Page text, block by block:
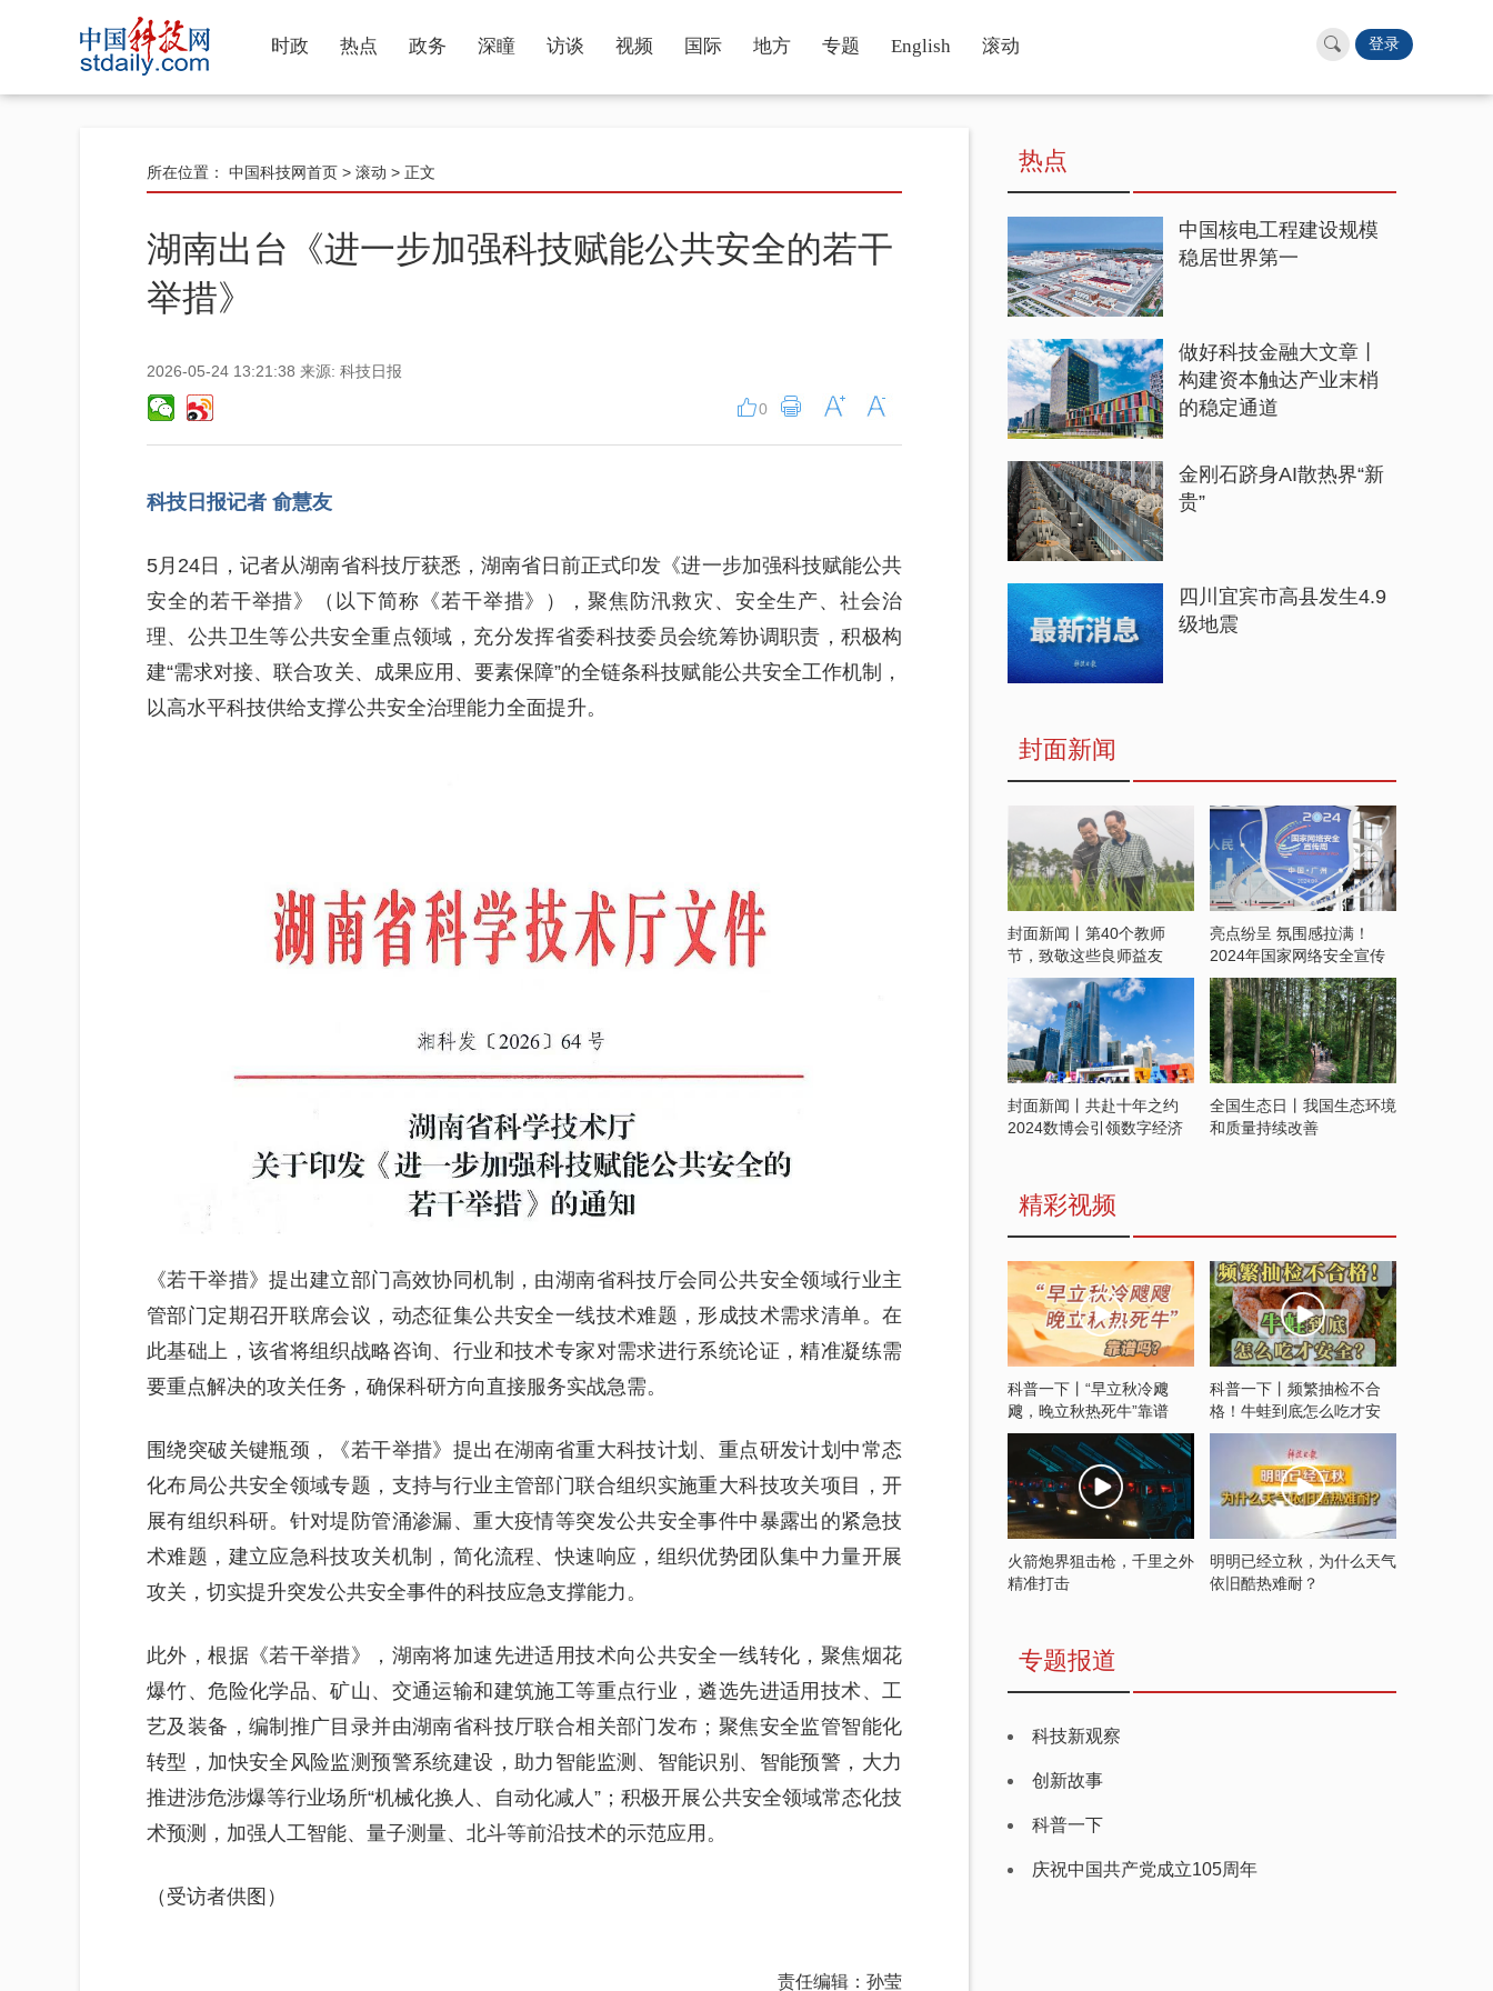
时政 热点 政务 深瞳 访谈 视频 国际 地方 专题 English 滚动 登录
所在位置： 中国科技网首页 > 滚动 > 正文
湖南出台《进一步加强科技赋能公共安全的若干
举措》
2026-05-24 13:21:38 来源: 科技日报
0
科技日报记者 俞慧友
5月24日，记者从湖南省科技厅获悉，湖南省日前正式印发《进一步加强科技赋能公共
安全的若干举措》（以下简称《若干举措》），聚焦防汛救灾、安全生产、社会治
理、公共卫生等公共安全重点领域，充分发挥省委科技委员会统筹协调职责，积极构
建“需求对接、联合攻关、成果应用、要素保障”的全链条科技赋能公共安全工作机制，
以高水平科技供给支撑公共安全治理能力全面提升。
《若干举措》提出建立部门高效协同机制，由湖南省科技厅会同公共安全领域行业主
管部门定期召开联席会议，动态征集公共安全一线技术难题，形成技术需求清单。在
此基础上，该省将组织战略咨询、行业和技术专家对需求进行系统论证，精准凝练需
要重点解决的攻关任务，确保科研方向直接服务实战急需。
围绕突破关键瓶颈，《若干举措》提出在湖南省重大科技计划、重点研发计划中常态
化布局公共安全领域专题，支持与行业主管部门联合组织实施重大科技攻关项目，开
展有组织科研。针对堤防管涌渗漏、重大疫情等突发公共安全事件中暴露出的紧急技
术难题，建立应急科技攻关机制，简化流程、快速响应，组织优势团队集中力量开展
攻关，切实提升突发公共安全事件的科技应急支撑能力。
此外，根据《若干举措》，湖南将加速先进适用技术向公共安全一线转化，聚焦烟花
爆竹、危险化学品、矿山、交通运输和建筑施工等重点行业，遴选先进适用技术、工
艺及装备，编制推广目录并由湖南省科技厅联合相关部门发布；聚焦安全监管智能化
转型，加快安全风险监测预警系统建设，助力智能监测、智能识别、智能预警，大力
推进涉危涉爆等行业场所“机械化换人、自动化减人”；积极开展公共安全领域常态化技
术预测，加强人工智能、量子测量、北斗等前沿技术的示范应用。
（受访者供图）
责任编辑：孙莹
热点
中国核电工程建设规模
稳居世界第一
做好科技金融大文章丨
构建资本触达产业末梢
的稳定通道
金刚石跻身AI散热界“新
贵”
四川宜宾市高县发生4.9
级地震
封面新闻
封面新闻丨第40个教师
节，致敬这些良师益友
亮点纷呈 氛围感拉满！
2024年国家网络安全宣传
周开启
封面新闻丨共赴十年之约
2024数博会引领数字经济
全国生态日丨我国生态环境
和质量持续改善
精彩视频
科普一下丨“早立秋冷飕
飕，晚立秋热死牛”靠谱
吗？
科普一下丨频繁抽检不合
格！牛蛙到底怎么吃才安
全？
火箭炮界狙击枪，千里之外
精准打击
明明已经立秋，为什么天气
依旧酷热难耐？
专题报道
科技新观察
创新故事
科普一下
庆祝中国共产党成立105周年